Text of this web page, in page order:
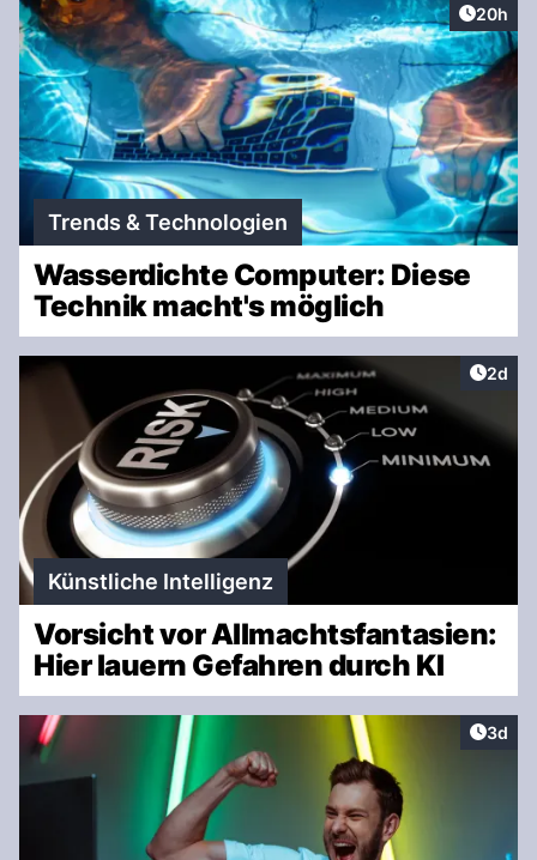
Artikel
20h
Trends & Technologien
Wasserdichte Computer: Diese
Technik macht's möglich
2d
Künstliche Intelligenz
Vorsicht vor Allmachtsfantasien:
Hier lauern Gefahren durch KI
3d